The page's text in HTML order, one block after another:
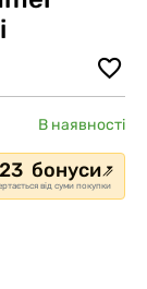
В наявності
бонуси
від суми покупки